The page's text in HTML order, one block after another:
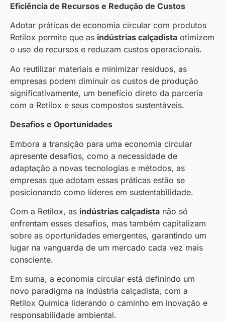
Eficiência de Recursos e Redução de Custos
Adotar práticas de economia circular com produtos
Retilox permite que as indústrias calçadista otimizem
o uso de recursos e reduzam custos operacionais.
Ao reutilizar materiais e minimizar resíduos, as
empresas podem diminuir os custos de produção
significativamente, um benefício direto da parceria
com a Retilox e seus compostos sustentáveis.
Desafios e Oportunidades
Embora a transição para uma economia circular
apresente desafios, como a necessidade de
adaptação a novas tecnologias e métodos, as
empresas que adotam essas práticas estão se
posicionando como líderes em sustentabilidade.
Com a Retilox, as indústrias calçadista não só
enfrentam esses desafios, mas também capitalizam
sobre as oportunidades emergentes, garantindo um
lugar na vanguarda de um mercado cada vez mais
consciente.
Em suma, a economia circular está definindo um
novo paradigma na indústria calçadista, com a
Retilox Química liderando o caminho em inovação e
responsabilidade ambiental.